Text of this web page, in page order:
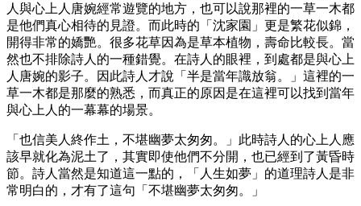
人與心上人唐婉經常遊覽的地方，也可以說那裡的一草一木都
是他們真心相待的見證。而此時的「沈家園」更是繁花似錦，
開得非常的嬌艷。很多花草因為是草本植物，壽命比較長。當
然也不排除詩人的一種錯覺。在詩人的眼裡，到處都是與心上
人唐婉的影子。因此詩人才說「半是當年識放翁。」這裡的一
草一木都是那麼的熟悉，而真正的原因是在這裡可以找到當年
與心上人的一幕幕的場景。
「也信美人終作土，不堪幽夢太匆匆。」此時詩人的心上人應
該早就化為泥土了，其實即使他們不分開，也已經到了黃昏時
節。詩人當然是知道這一點的，「人生如夢」的道理詩人是非
常明白的，才有了這句「不堪幽夢太匆匆。」